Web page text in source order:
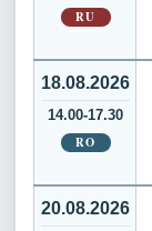
RU
18.08.2026
14.00-17.30
RO
20.08.2026